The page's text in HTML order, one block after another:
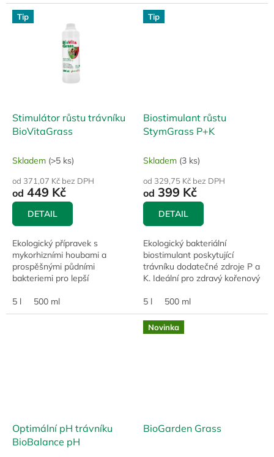
Tip
Stimulátor růstu trávníku
BioVitaGrass
Skladem (>5 ks)
od 371,07 Kč bez DPH
od 449 Kč
DETAIL
Ekologický přípravek s
mykorhizními houbami a
prospěšnými půdními
bakteriemi pro lepší
celkovou vitalitu porostu.
5 l 500 ml
Tip
Biostimulant růstu
StymGrass P+K
Skladem (3 ks)
od 329,75 Kč bez DPH
od 399 Kč
DETAIL
Ekologický bakteriální
biostimulant poskytující
trávníku dodatečné zdroje P a
K. Ideální pro zdravý kořenový
vůči stresovým faktorům.
5 l 500 ml
Optimální pH trávníku
BioBalance pH
Novinka
BioGarden Grass